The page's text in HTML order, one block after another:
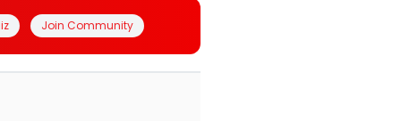
Join Community